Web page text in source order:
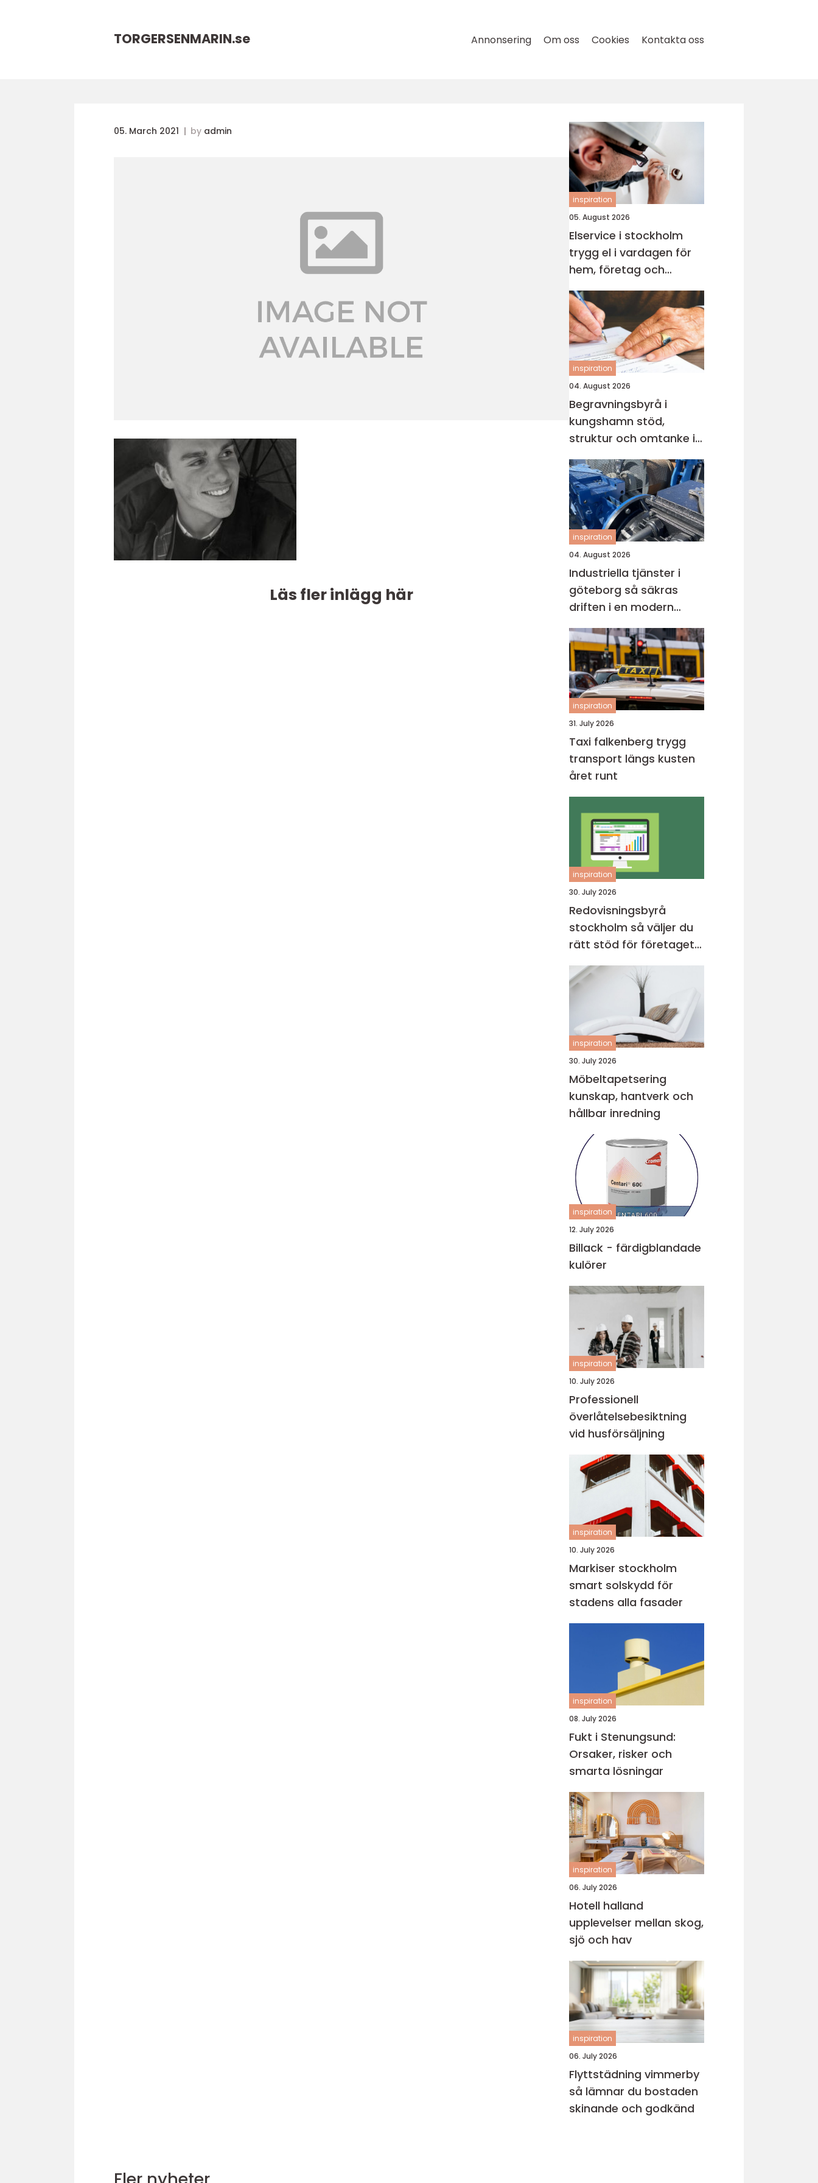
TORGERSENMARIN.se Annonsering Om oss Cookies Kontakta oss
05. March 2021 by admin
Läs fler inlägg här
inspiration
05. August 2026
Elservice i stockholm
trygg el i vardagen för
hem, företag och
industri
inspiration
04. August 2026
Begravningsbyrå i
kungshamn stöd,
struktur och omtanke i
en svår tid
inspiration
04. August 2026
Industriella tjänster i
göteborg så säkras
driften i en modern
industristad
inspiration
31. July 2026
Taxi falkenberg trygg
transport längs kusten
året runt
inspiration
30. July 2026
Redovisningsbyrå
stockholm så väljer du
rätt stöd för företagets
ekonomi
inspiration
30. July 2026
Möbeltapetsering
kunskap, hantverk och
hållbar inredning
inspiration
12. July 2026
Billack - färdigblandade
kulörer
inspiration
10. July 2026
Professionell
överlåtelsebesiktning
vid husförsäljning
inspiration
10. July 2026
Markiser stockholm
smart solskydd för
stadens alla fasader
inspiration
08. July 2026
Fukt i Stenungsund:
Orsaker, risker och
smarta lösningar
inspiration
06. July 2026
Hotell halland
upplevelser mellan skog,
sjö och hav
inspiration
06. July 2026
Flyttstädning vimmerby
så lämnar du bostaden
skinande och godkänd